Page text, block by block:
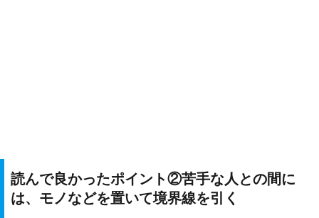
読んで良かったポイント②苦手な人との間に
は、モノなどを置いて境界線を引く